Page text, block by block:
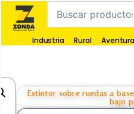
Industria Rural Aventura
Extintor sobre ruedas a
bajo